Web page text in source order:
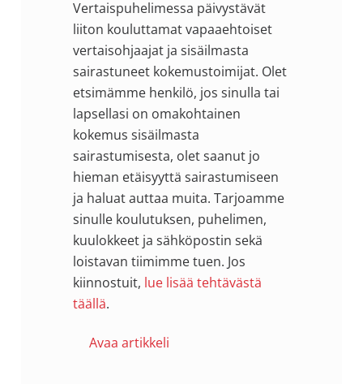
Vertaispuhelimessa päivystävät
liiton kouluttamat vapaaehtoiset
vertaisohjaajat ja sisäilmasta
sairastuneet kokemustoimijat. Olet
etsimämme henkilö, jos sinulla tai
lapsellasi on omakohtainen
kokemus sisäilmasta
sairastumisesta, olet saanut jo
hieman etäisyyttä sairastumiseen
ja haluat auttaa muita. Tarjoamme
sinulle koulutuksen, puhelimen,
kuulokkeet ja sähköpostin sekä
loistavan tiimimme tuen. Jos
kiinnostuit, lue lisää tehtävästä
täällä.
Avaa artikkeli